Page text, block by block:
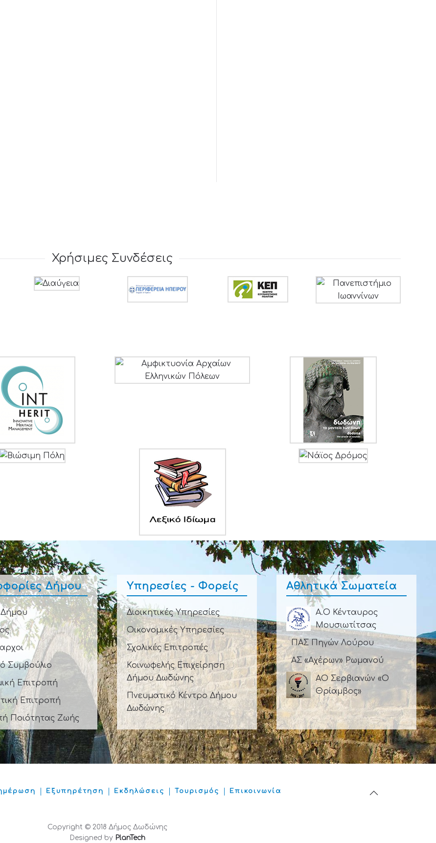
Χρήσιμες Συνδέσεις
Δήμου
Συμβούλιο
Επιτροπή
Επιτροπή
Ποιότητας Ζωής
Υπηρεσίες - Φορείς
Διοικητικές Υπηρεσίες
Οικονομικές Υπηρεσίες
Σχολικές Επιτροπές
Κοινωφελής Επιχείρηση
Δήμου Δωδώνης
Πνευματικό Κέντρο Δήμου
Δωδώνης
Αθλητικά Σωματεία
Α.Ο Κένταυρος
Μουσιωτίτσας
ΠΑΣ Πηγών Λούρου
ΑΣ «Αχέρων» Ρωμανού
ΑΟ Σερβιανών «Ο
Θρίαμβος»
Εξυπηρέτηση Εκδηλώσεις Τουρισμός Επικοινωνία
Copyright © 2018 Δήμος Δωδώνης
Designed by PlanTech